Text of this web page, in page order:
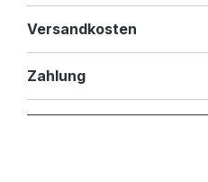
Versandkosten
Zahlung